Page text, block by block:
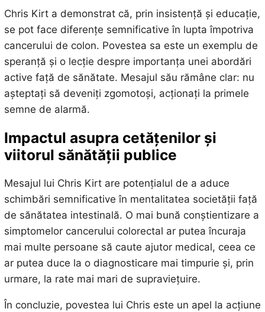
Chris Kirt a demonstrat că, prin insistență și educație,
se pot face diferențe semnificative în lupta împotriva
cancerului de colon. Povestea sa este un exemplu de
speranță și o lecție despre importanța unei abordări
active față de sănătate. Mesajul său rămâne clar: nu
așteptați să deveniți zgomotoși, acționați la primele
semne de alarmă.
Impactul asupra cetățenilor și
viitorul sănătății publice
Mesajul lui Chris Kirt are potențialul de a aduce
schimbări semnificative în mentalitatea societății față
de sănătatea intestinală. O mai bună conștientizare a
simptomelor cancerului colorectal ar putea încuraja
mai multe persoane să caute ajutor medical, ceea ce
ar putea duce la o diagnosticare mai timpurie și, prin
urmare, la rate mai mari de supraviețuire.
În concluzie, povestea lui Chris este un apel la acțiune